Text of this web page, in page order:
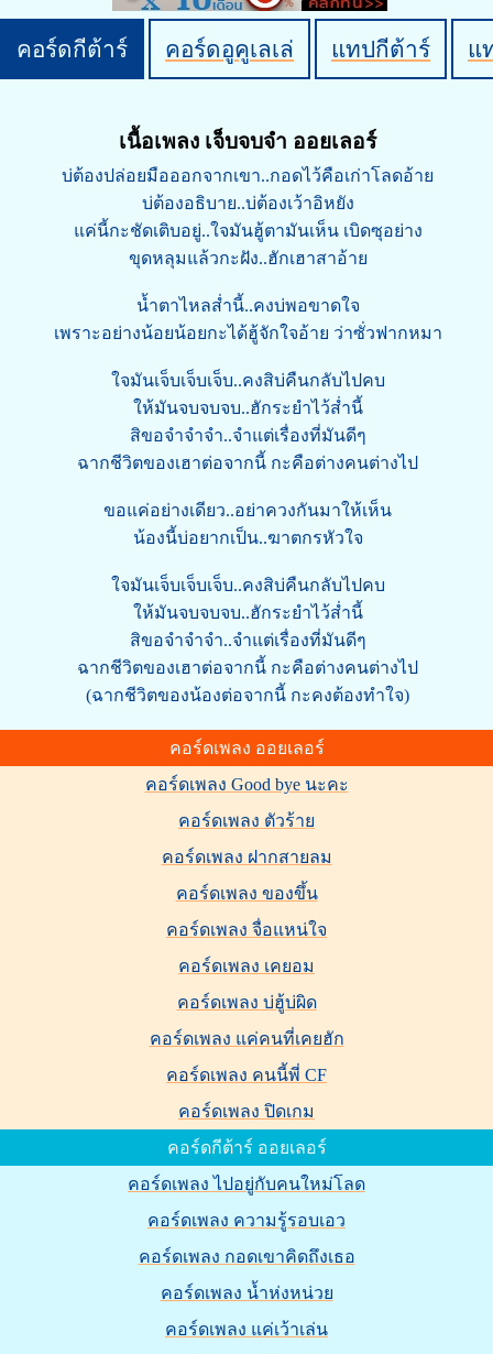
คอร์ดกีต้าร์ คอร์ดอูคูเลเล่ แทปกีต้าร์ แ
เนื้อเพลง เจ็บจบจำ ออยเลอร์
บ่ต้องปล่อยมือออกจากเขา..กอดไว้คือเก่าโลดอ้าย
บ่ต้องอธิบาย..บ่ต้องเว้าอิหยัง
แค่นี้กะชัดเติบอยู่..ใจมันฮู้ตามันเห็น เบิดซุอย่าง
ขุดหลุมแล้วกะฝัง..ฮักเฮาสาอ้าย
น้ำตาไหลส่ำนี้..คงบ่พอขาดใจ
เพราะอย่างน้อยน้อยกะได้ฮู้จักใจอ้าย ว่าซั่วฟากหมา
ใจมันเจ็บเจ็บเจ็บ..คงสิบ่คืนกลับไปคบ
ให้มันจบจบจบ..ฮักระยำไว้ส่ำนี้
สิขอจำจำจำ..จำแต่เรื่องที่มันดีๆ
ฉากชีวิตของเฮาต่อจากนี้ กะคือต่างคนต่างไป
ขอแค่อย่างเดียว..อย่าควงกันมาให้เห็น
น้องนี้บ่อยากเป็น..ฆาตกรหัวใจ
ใจมันเจ็บเจ็บเจ็บ..คงสิบ่คืนกลับไปคบ
ให้มันจบจบจบ..ฮักระยำไว้ส่ำนี้
สิขอจำจำจำ..จำแต่เรื่องที่มันดีๆ
ฉากชีวิตของเฮาต่อจากนี้ กะคือต่างคนต่างไป
(ฉากชีวิตของน้องต่อจากนี้ กะคงต้องทำใจ)
คอร์ดเพลง ออยเลอร์
คอร์ดเพลง Good bye นะคะ
คอร์ดเพลง ตัวร้าย
คอร์ดเพลง ฝากสายลม
คอร์ดเพลง ของขึ้น
คอร์ดเพลง จื่อแหน่ใจ
คอร์ดเพลง เคยอม
คอร์ดเพลง บ่ฮู้บ่ผิด
คอร์ดเพลง แค่คนที่เคยฮัก
คอร์ดเพลง คนนี้พี่ CF
คอร์ดเพลง ปิดเกม
คอร์ดกีต้าร์ ออยเลอร์
คอร์ดเพลง ไปอยู่กับคนใหม่โลด
คอร์ดเพลง ความรู้รอบเอว
คอร์ดเพลง กอดเขาคิดถึงเธอ
คอร์ดเพลง น้ำห่งหน่วย
คอร์ดเพลง แค่เว้าเล่น